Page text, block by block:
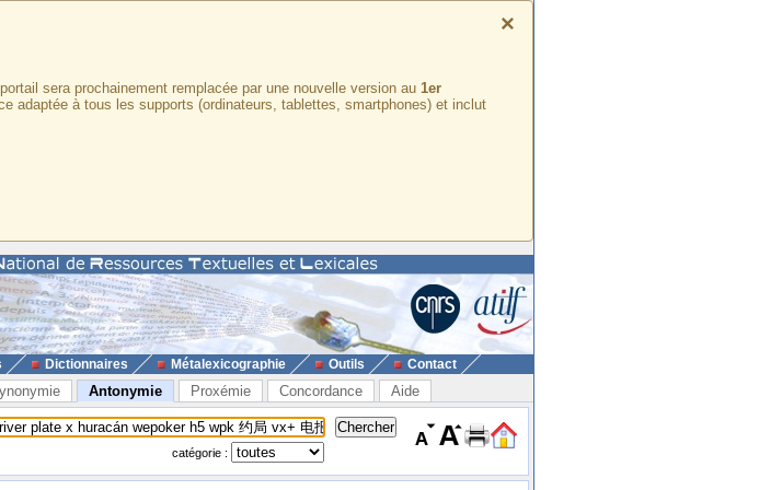
×
sera prochainement remplacée par une nouvelle version au 1er
adaptée à tous les supports (ordinateurs, tablettes, smartphones) et inclut
Dictionnaires Métalexicographie Outils Contact
Antonymie Proxémie Concordance Aide
catégorie :